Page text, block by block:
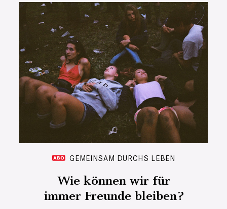
GEMEINSAM DURCHS LEBEN
Wie können wir für
immer Freunde bleiben?